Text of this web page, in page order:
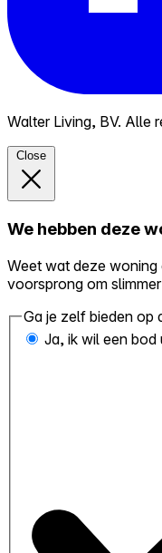
Walter Living, BV. Alle
Close
We hebben deze
Weet wat deze woning
voorsprong om
Ga je zelf bieden op
Ja, ik wil een bod